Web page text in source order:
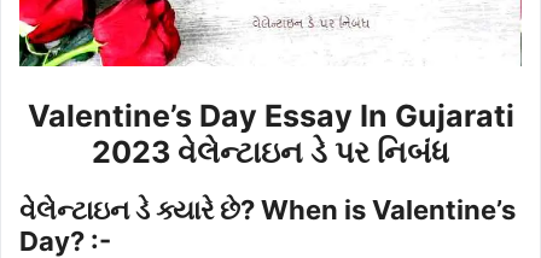
Valentine’s Day Essay In Gujarati
2023 વેલેન્ટાઇન ડે પર નિબંધ
વેલેન્ટાઇન ડે ક્યારે છે? When is Valentine’s
Day? :-